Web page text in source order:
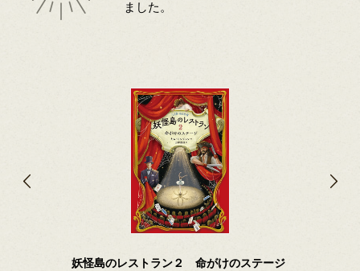
ました。
妖怪島のレストラン２ 命がけのステージ